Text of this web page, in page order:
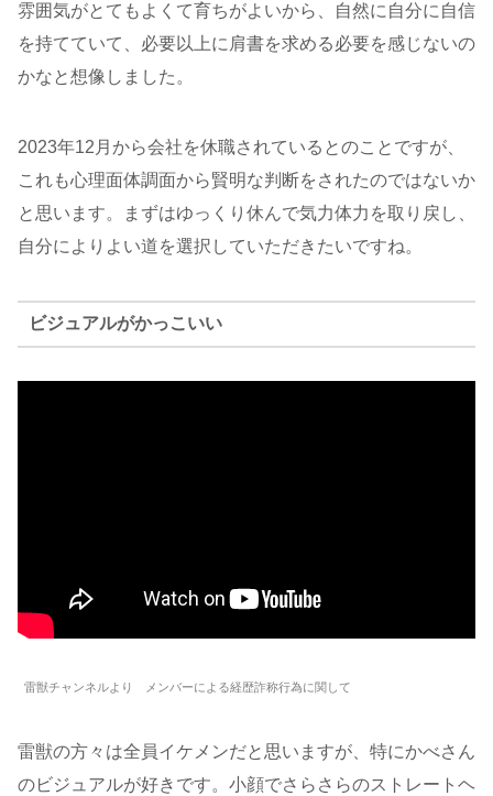
雰囲気がとてもよくて育ちがよいから、自然に自分に自信
を持てていて、必要以上に肩書を求める必要を感じないの
かなと想像しました。
2023年12月から会社を休職されているとのことですが、
これも心理面体調面から賢明な判断をされたのではないか
と思います。まずはゆっくり休んで気力体力を取り戻し、
自分によりよい道を選択していただきたいですね。
ビジュアルがかっこいい
雷獣チャンネルより メンバーによる経歴詐称行為に関して
雷獣の方々は全員イケメンだと思いますが、特にかべさん
のビジュアルが好きです。小顔でさらさらのストレートヘ